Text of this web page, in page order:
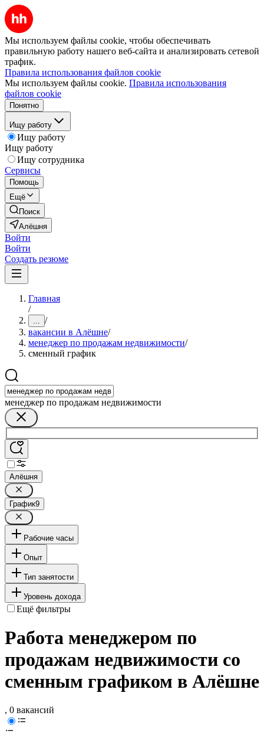
Мы используем файлы cookie, чтобы обеспечивать
правильную работу нашего веб-сайта и анализировать сетевой
трафик.
Правила использования файлов cookie
Мы используем файлы cookie. Правила использования
файлов cookie
Понятно
Ищу работу
Ищу работу
Ищу работу
Ищу сотрудника
Сервисы
Помощь
Ещё
Поиск
Алёшня
Войти
Войти
Создать резюме
Главная
/
... /
вакансии в Алёшне/
менеджер по продажам недвижимости/
сменный график
менеджер по продажам недвижимости
Алёшня
График9
Рабочие часы
Опыт
Тип занятости
Уровень дохода
Ещё фильтры
Работа менеджером по
продажам недвижимости со
сменным графиком в Алёшне
, 0 вакансий